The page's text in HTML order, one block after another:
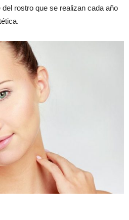
rostro que se realizan cada año